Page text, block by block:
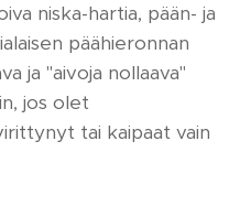
niska-hartia, pään- ja
päähieronnan
ja "aivoja nollaava"
jos olet
tai kaipaat vain